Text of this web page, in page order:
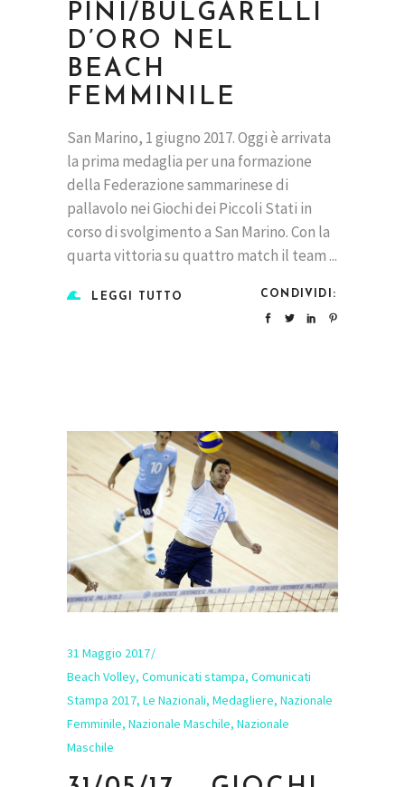
PINI/BULGARELLI
D’ORO NEL
BEACH
FEMMINILE
San Marino, 1 giugno 2017. Oggi è arrivata
la prima medaglia per una formazione
della Federazione sammarinese di
pallavolo nei Giochi dei Piccoli Stati in
corso di svolgimento a San Marino. Con la
quarta vittoria su quattro match il team
LEGGI TUTTO CONDIVIDI:
31 Maggio 2017
Beach Volley, Comunicati stampa, Comunicati
Stampa 2017, Le Nazionali, Medagliere, Nazionale
Femminile, Nazionale Maschile, Nazionale
Maschile